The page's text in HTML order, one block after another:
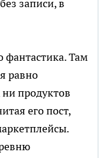
записи, в
фантастика. Там
равно
продуктов
его пост,